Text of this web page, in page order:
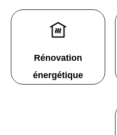
Rénovation
énergétique